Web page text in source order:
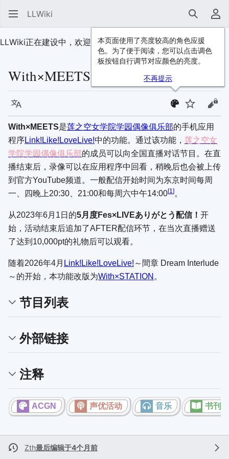
LLWiki 搜索 用
LLWiki正在建设中，欢迎 加入我们！
With×MEETS
语言 监视 查
With×MEETS是莲之空女学院学园偶像俱乐部的手机应用
程序Link!Like!LoveLive!中的功能。通过该功能， 莲之空女
学院学园偶像俱乐部的成员可以向全国直播对话节目。在直
播结束后，录像可以在应用程序中回看，稍晚后也会被上传
到官方YouTube频道。一般配信开始时间为东京时间每周
一、四晚上20:30、21:00和每周六中午14:00[1 ]。
从2023年6月1日的5月度Fes×LIVEありがとう配信！ 开
始，活动结束后追加了AFTER配信环节，在当次直播赠送
了达到10,000pt的礼物后可以观看。
随着2026年4月 Link!Like!LoveLive! ～間章 Dream Interlude
～ 的开始，本功能改版为With×STATION 。
节目列表
外部链接
注释
ACGN 声优活动 音乐 书刊
Zth最后编辑于4个月前
本页面使用了亮度较高的角色应援
色。为了便于阅读，您可以点击调色
板按钮自行调节对应颜色的亮度。
不再提示